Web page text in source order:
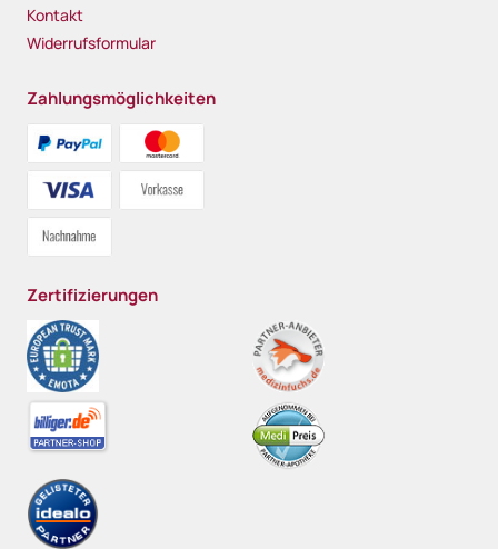
Kontakt
Widerrufsformular
Zahlungsmöglichkeiten
Zertifizierungen